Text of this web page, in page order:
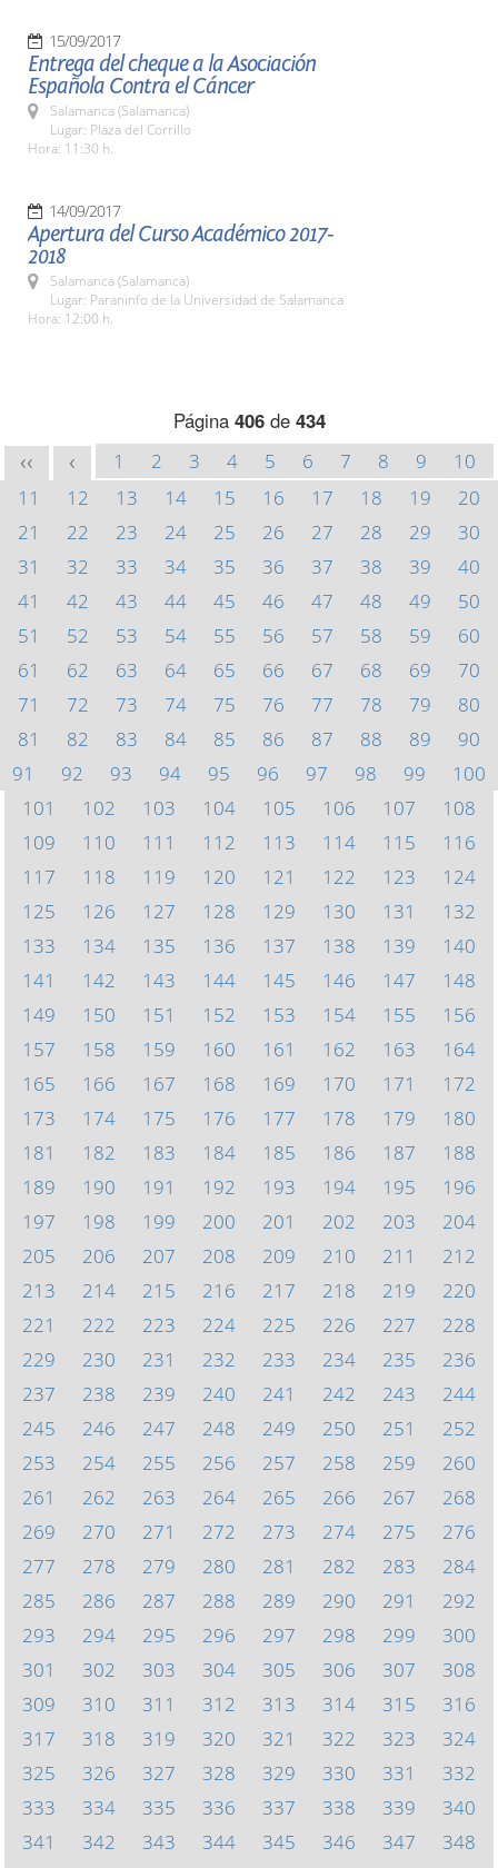
15/09/2017
Entrega del cheque a la Asociación
Española Contra el Cáncer
Salamanca (Salamanca)
Lugar: Plaza del Corrillo
Hora: 11:30 h.
14/09/2017
Apertura del Curso Académico 2017-
2018
Salamanca (Salamanca)
Lugar: Paraninfo de la Universidad de Salamanca
Hora: 12:00 h.
Página 406de 434
<< < 1 2 3 4 5 6 7 8 9
10
11
12 13 14 15 16 17 18 19
20
21
22 23 24 25 26 27 28 29
30
31
32 33 34 35 36 37 38 39
40
41
42 43 44 45 46 47 48 49
50
51
52 53 54 55 56 57 58 59
60
61
62 63 64 65 66 67 68 69
70
71
72 73 74 75 76 77 78 79
80
81
82 83 84 85 86 87 88 89
90
91
92 93 94 95 96 97 98 99
100
101
102 103 104 105 106 107
108
109
110 111 112 113 114 115
116
117
118 119 120 121 122 123
124
125
126 127 128 129 130 131
132
133
134 135 136 137 138 139
140
141
142 143 144 145 146 147
148
149
150 151 152 153 154 155
156
157
158 159 160 161 162 163
164
165
166 167 168 169 170 171
172
173
174 175 176 177 178 179
180
181
182 183 184 185 186 187
188
189
190 191 192 193 194 195
196
197
198 199 200 201 202 203
204
205
206 207 208 209 210 211
212
213
214 215 216 217 218 219
220
221
222 223 224 225 226 227
228
229
230 231 232 233 234 235
236
237
238 239 240 241 242 243
244
245
246 247 248 249 250 251
252
253
254 255 256 257 258 259
260
261
262 263 264 265 266 267
268
269
270 271 272 273 274 275
276
277
278 279 280 281 282 283
284
285
286 287 288 289 290 291
292
293
294 295 296 297 298 299
300
301
302 303 304 305 306 307
308
309
310 311 312 313 314 315
316
317
318 319 320 321 322 323
324
325
326 327 328 329 330 331
332
333
334 335 336 337 338 339
340
341
342 343 344 345 346 347
348